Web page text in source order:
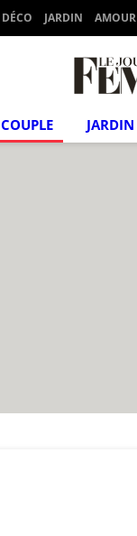
DÉCO JARDIN AMOUR
COUPLE JARDIN